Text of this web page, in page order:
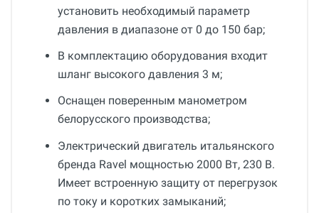
установить необходимый параметр
давления в диапазоне от 0 до 150 бар;
В комплектацию оборудования входит
шланг высокого давления 3 м;
Оснащен поверенным манометром
белорусского производства;
Электрический двигатель итальянского
бренда Ravel мощностью 2000 Вт, 230 В.
Имеет встроенную защиту от перегрузок
по току и коротких замыканий;